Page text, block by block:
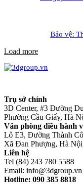
Bảo vệ:
Load more
Trụ sở chính
3D Center, #3 Đường
Phường Cầu Giấy, Hà
Văn phòng điều hành
Lô E3, Đường Thành
Xã Đan Phượng, Hà
Liên hệ
Tel (84) 243 780 5588
Email: info@3dgroup.vn
Hotline: 090 385 8818